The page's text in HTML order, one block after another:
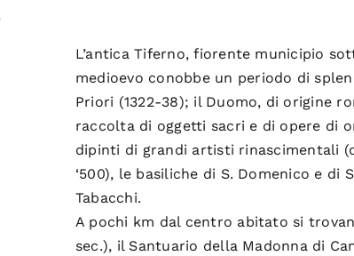
L’antica Tiferno, fiorente municipio
medioevo conobbe un periodo di
Priori (1322-38); il Duomo, di origine
raccolta di oggetti sacri e di opere di
dipinti di grandi artisti rinascimentali
‘500), le basiliche di S. Domenico e di
Tabacchi.
A pochi km dal centro abitato si
sec.), il Santuario della Madonna di